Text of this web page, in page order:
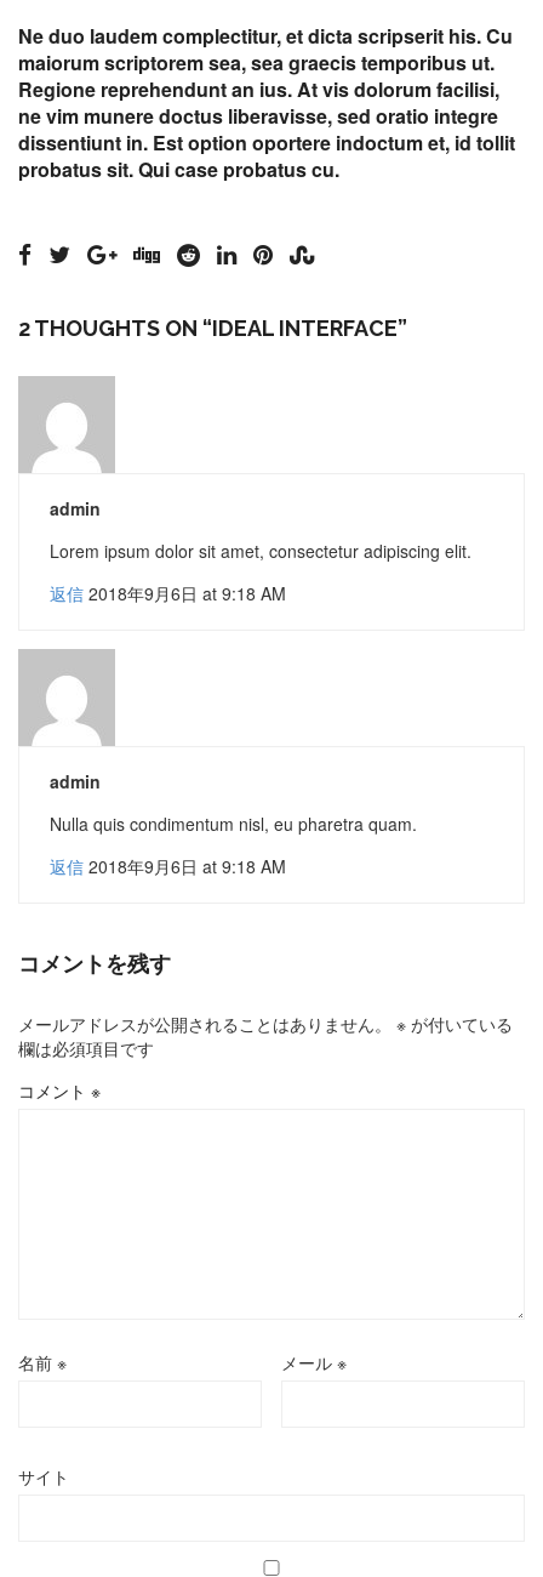
Ne duo laudem complectitur, et dicta scripserit his. Cu
maiorum scriptorem sea, sea graecis temporibus ut.
Regione reprehendunt an ius. At vis dolorum facilisi,
ne vim munere doctus liberavisse, sed oratio integre
dissentiunt in. Est option oportere indoctum et, id tollit
probatus sit. Qui case probatus cu.
2 THOUGHTS ON “IDEAL INTERFACE”
admin
Lorem ipsum dolor sit amet, consectetur adipiscing elit.
返信 2018年9月6日 at 9:18 AM
admin
Nulla quis condimentum nisl, eu pharetra quam.
返信 2018年9月6日 at 9:18 AM
コメントを残す
メールアドレスが公開されることはありません。 ※ が付いている
欄は必須項目です
コメント ※
名前 ※ メール※
サイト